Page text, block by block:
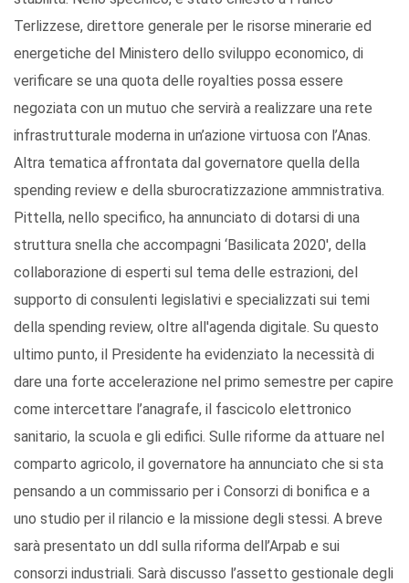
Terlizzese, direttore generale per le risorse minerarie ed
energetiche del Ministero dello sviluppo economico, di
verificare se una quota delle royalties possa essere
negoziata con un mutuo che servirà a realizzare una rete
infrastrutturale moderna in un’azione virtuosa con l’Anas.
Altra tematica affrontata dal governatore quella della
spending review e della sburocratizzazione ammnistrativa.
Pittella, nello specifico, ha annunciato di dotarsi di una
struttura snella che accompagni ‘Basilicata 2020', della
collaborazione di esperti sul tema delle estrazioni, del
supporto di consulenti legislativi e specializzati sui temi
della spending review, oltre all'agenda digitale. Su questo
ultimo punto, il Presidente ha evidenziato la necessità di
dare una forte accelerazione nel primo semestre per capire
come intercettare l’anagrafe, il fascicolo elettronico
sanitario, la scuola e gli edifici. Sulle riforme da attuare nel
comparto agricolo, il governatore ha annunciato che si sta
pensando a un commissario per i Consorzi di bonifica e a
uno studio per il rilancio e la missione degli stessi. A breve
sarà presentato un ddl sulla riforma dell’Arpab e sui
consorzi industriali. Sarà discusso l’assetto gestionale degli